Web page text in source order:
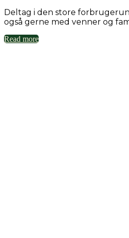
Deltag i den store
også gerne med venner og
Read more